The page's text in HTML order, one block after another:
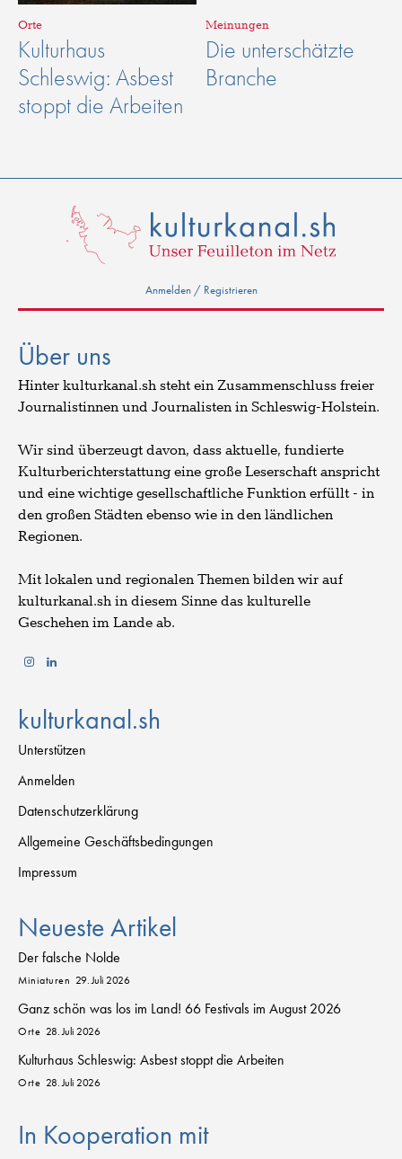
Orte
Kulturhaus
Schleswig: Asbest
stoppt die Arbeiten
Meinungen
Die unterschätzte
Branche
Anmelden / Registrieren
Über uns
Hinter kulturkanal.sh steht ein Zusammenschluss freier
Journalistinnen und Journalisten in Schleswig-Holstein.
Wir sind überzeugt davon, dass aktuelle, fundierte
Kulturberichterstattung eine große Leserschaft anspricht
und eine wichtige gesellschaftliche Funktion erfüllt - in
den großen Städten ebenso wie in den ländlichen
Regionen.
Mit lokalen und regionalen Themen bilden wir auf
kulturkanal.sh in diesem Sinne das kulturelle
Geschehen im Lande ab.
kulturkanal.sh
Unterstützen
Anmelden
Datenschutzerklärung
Allgemeine Geschäftsbedingungen
Impressum
Neueste Artikel
Der falsche Nolde
Miniaturen 29. Juli 2026
Ganz schön was los im Land! 66 Festivals im August 2026
Orte 28. Juli 2026
Kulturhaus Schleswig: Asbest stoppt die Arbeiten
Orte 28. Juli 2026
In Kooperation mit